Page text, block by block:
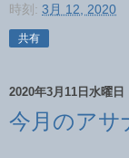
時刻: 3月 12, 2020
共有
2020年3月11日水曜日
今月のアサ